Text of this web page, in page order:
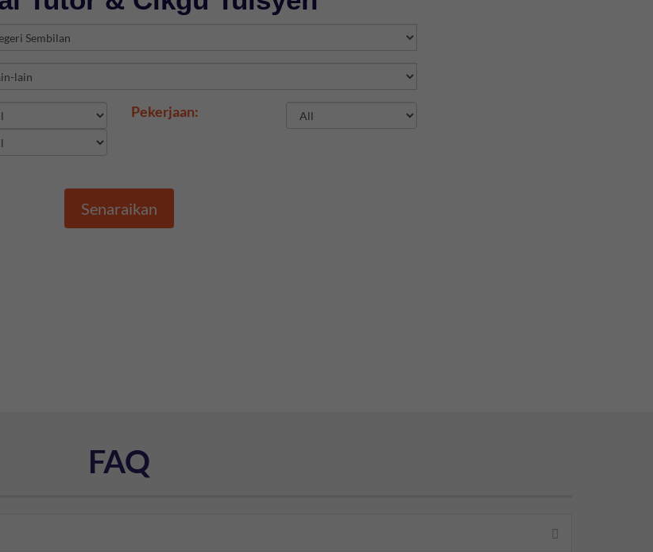
Pekerjaan:
Senaraikan
FAQ